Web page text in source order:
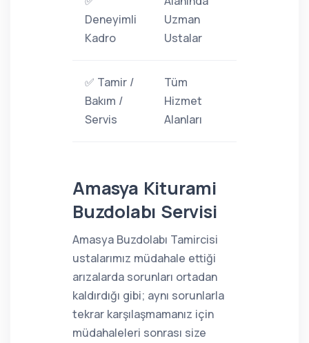
Deneyimli
Kadro
Uzman
Ustalar
✅ Tamir /
Bakım /
Servis
Tüm
Hizmet
Alanları
Amasya Kiturami
Buzdolabı Servisi
Amasya Buzdolabı Tamircisi
ustalarımız müdahale ettiği
arızalarda sorunları ortadan
kaldırdığı gibi; aynı sorunlarla
tekrar karşılaşmamanız için
müdahaleleri sonrası size